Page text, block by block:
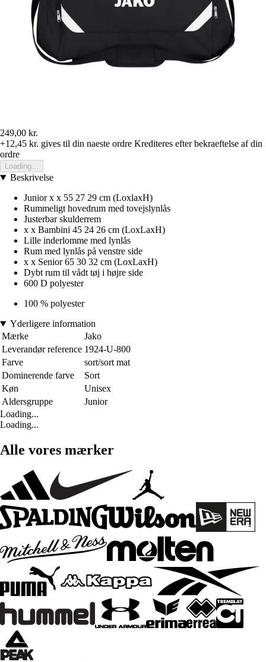
249,00 kr.
+12,45 kr. gives til din naeste ordre Krediteres efter bekraeftelse af din
ordre
Loading...
Beskrivelse
Junior x x 55 27 29 cm (LoxlaxH)
Rummeligt hovedrum med tovejslynlås
Justerbar skulderrem
x x Bambini 45 24 26 cm (LoxLaxH)
Lille inderlomme med lynlås
Rum med lynlås på venstre side
x x Senior 65 30 32 cm (LoxLaxH)
Dybt rum til vådt tøj i højre side
600 D polyester
100 % polyester
Yderligere information
Mærke
Jako
Leverandør reference 1924-U-800
Farve
sort/sort mat
Dominerende farve
Sort
Køn
Unisex
Aldersgruppe
Junior
Loading...
Loading...
Alle vores mærker